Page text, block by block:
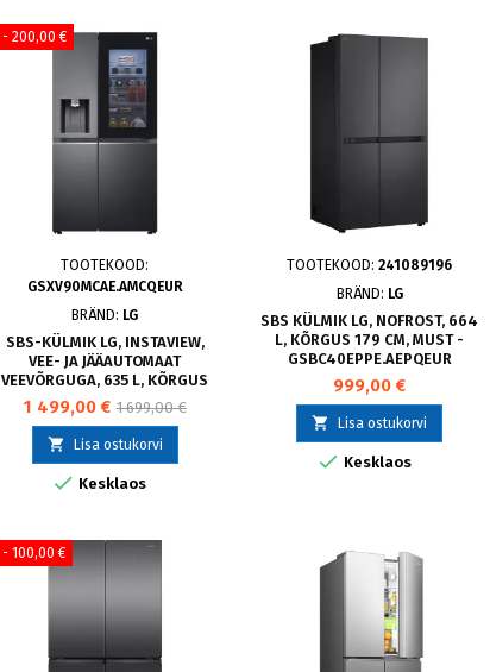
- 200,00 €
TOOTEKOOD:
GSXV90MCAE.AMCQEUR
BRÄND: LG
SBS-KÜLMIK LG, INSTAVIEW,
VEE- JA JÄÄAUTOMAAT
VEEVÕRGUGA, 635 L, KÕRGUS
179 CM, MUST -
GSXV90MCAE.AMCQEUR
1 499,00 € 1 699,00 €
 Lisa ostukorvi
 Kesklaos
TOOTEKOOD:241089196
BRÄND: LG
SBS KÜLMIK LG, NOFROST, 664
L, KÕRGUS 179 CM, MUST -
GSBC40EPPE.AEPQEUR
999,00 €
 Lisa ostukorvi
 Kesklaos
- 100,00 €